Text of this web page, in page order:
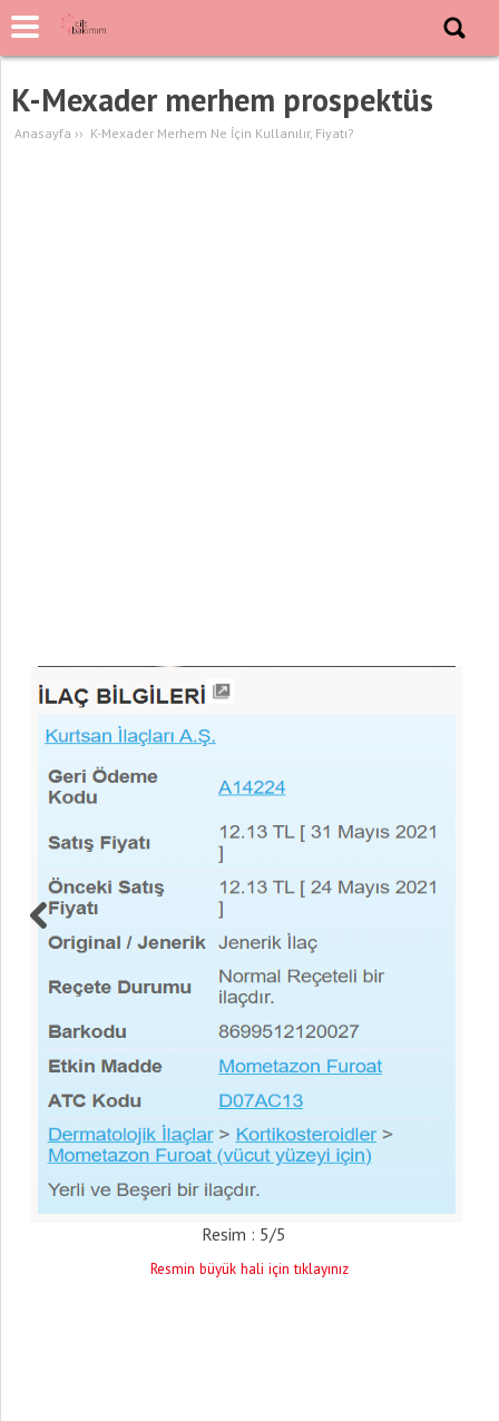
K-Mexader merhem prospektüs
Anasayfa ›› K-Mexader Merhem Ne İçin Kullanılır, Fiyatı?
Resim : 5/5
Resmin büyük hali için tıklayınız